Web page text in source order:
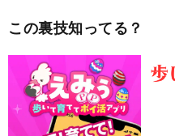
この裏技知ってる？